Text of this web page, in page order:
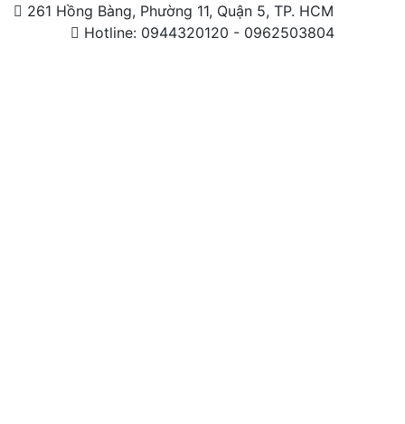
261 Hồng Bàng, Phường 11, Quận 5, TP. HCM
Hotline: 0944320120 - 0962503804